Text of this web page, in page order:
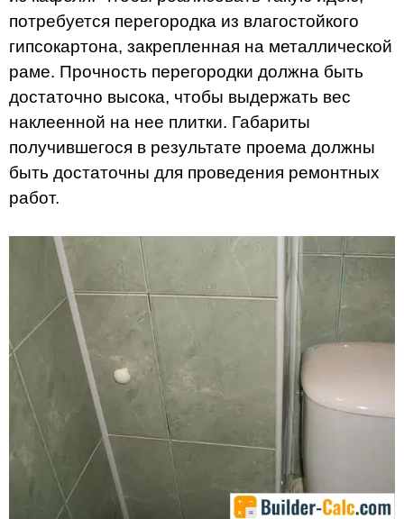
потребуется перегородка из влагостойкого
гипсокартона, закрепленная на металлической
раме. Прочность перегородки должна быть
достаточно высока, чтобы выдержать вес
наклеенной на нее плитки. Габариты
получившегося в результате проема должны
быть достаточны для проведения ремонтных
работ.